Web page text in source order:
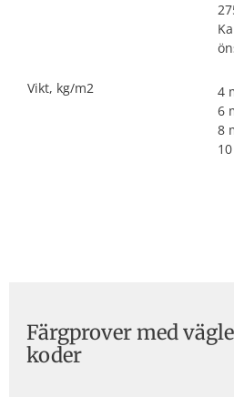
Vikt, kg/m2
4
6
8
Färgprover med
koder